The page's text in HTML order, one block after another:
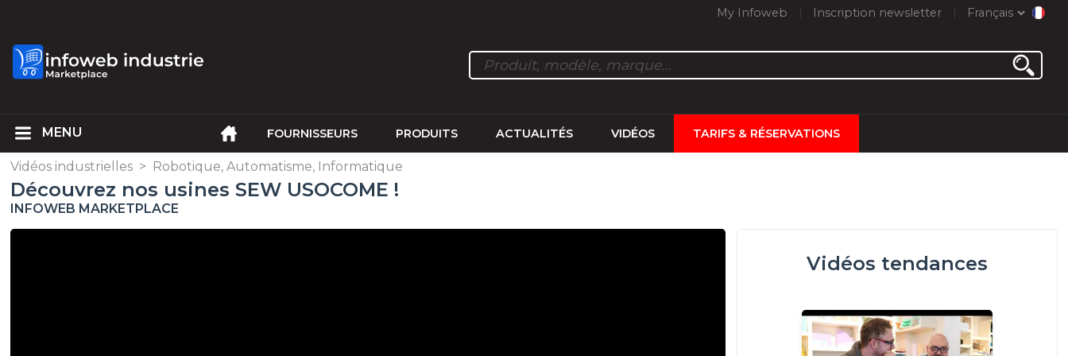
My Infoweb Inscription newsletter Français
FOURNISSEURS PRODUITS ACTUALITÉS VIDÉOS TARIFS & RÉSERVATIONS
Vidéos industrielles > Robotique, Automatisme, Informatique
Découvrez nos usines SEW USOCOME !
INFOWEB MARKETPLACE
Vidéos tendances